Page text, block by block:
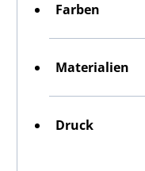
Farben
Materialien
Druck